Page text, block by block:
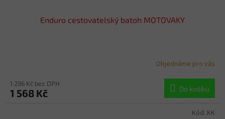
Enduro cestovatelský batoh MOTOVAKY
Objednáme pro vás
1 296 Kč bez DPH
1 568 Kč Do košíku
Kód: KK